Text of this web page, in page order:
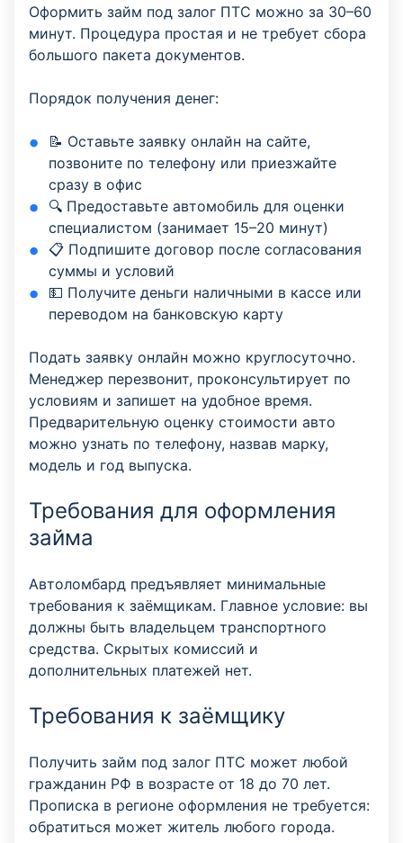
Оформить займ под залог ПТС можно за 30–60
минут. Процедура простая и не требует сбора
большого пакета документов.
Порядок получения денег:
📝 Оставьте заявку онлайн на сайте,
позвоните по телефону или приезжайте
сразу в офис
🔍 Предоставьте автомобиль для оценки
специалистом (занимает 15–20 минут)
📋 Подпишите договор после согласования
суммы и условий
💵 Получите деньги наличными в кассе или
переводом на банковскую карту
Подать заявку онлайн можно круглосуточно.
Менеджер перезвонит, проконсультирует по
условиям и запишет на удобное время.
Предварительную оценку стоимости авто
можно узнать по телефону, назвав марку,
модель и год выпуска.
Требования для оформления
займа
Автоломбард предъявляет минимальные
требования к заёмщикам. Главное условие: вы
должны быть владельцем транспортного
средства. Скрытых комиссий и
дополнительных платежей нет.
Требования к заёмщику
Получить займ под залог ПТС может любой
гражданин РФ в возрасте от 18 до 70 лет.
Прописка в регионе оформления не требуется:
обратиться может житель любого города.